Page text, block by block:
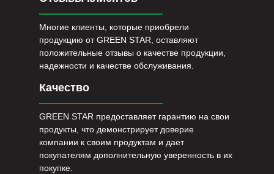
Многие клиенты, которые приобрели
продукцию от GREEN STAR, оставляют
положительные отзывы о качестве продукции,
надежности и качестве обслуживания.
Качество
GREEN STAR предоставляет гарантию на свои
продукты, что демонстрирует доверие
компании к своим продуктам и дает
покупателям дополнительную уверенность в их
покупке.